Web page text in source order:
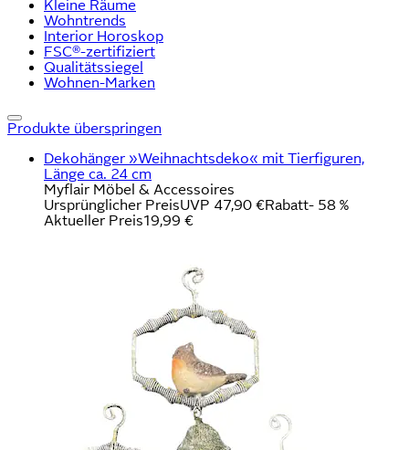
Kleine Räume
Wohntrends
Interior Horoskop
FSC®-zertifiziert
Qualitätssiegel
Wohnen-Marken
Produkte überspringen
Dekohänger »Weihnachtsdeko« mit Tierfiguren,
Länge ca. 24 cm
Myflair Möbel & Accessoires
Ursprünglicher PreisUVP 47,90 €Rabatt- 58 %
Aktueller Preis19,99 €